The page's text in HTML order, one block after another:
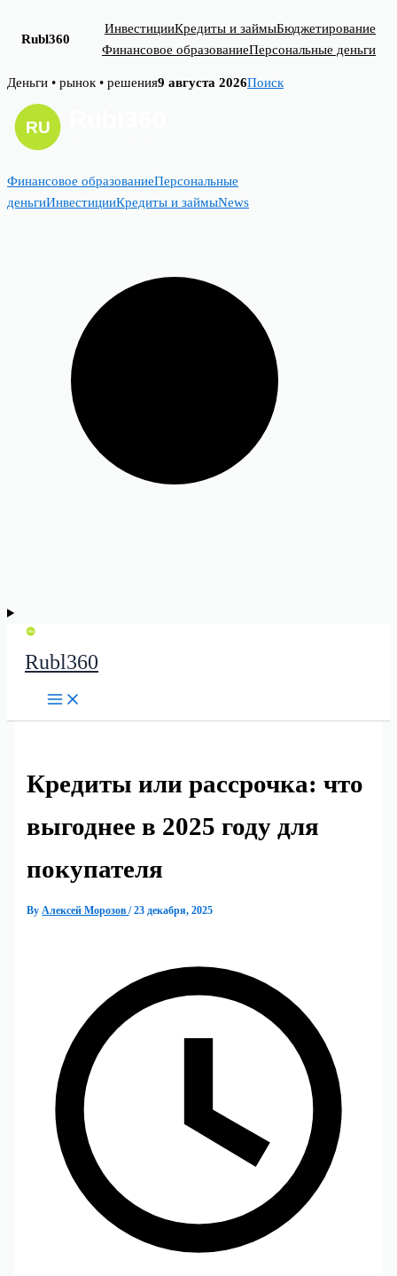
Rubl360
ИнвестицииКредиты и займыБюджетирование
Финансовое образованиеПерсональные деньги
Skip
content
Деньги • рынок • решения9 августа 2026Поиск
Финансовое образованиеПерсональные
деньгиИнвестицииКредиты и займыNews
Rubl360
Кредиты или рассрочка: что
выгоднее в 2025 году для
покупателя
ByАлексей Морозов/23 декабря, 2025